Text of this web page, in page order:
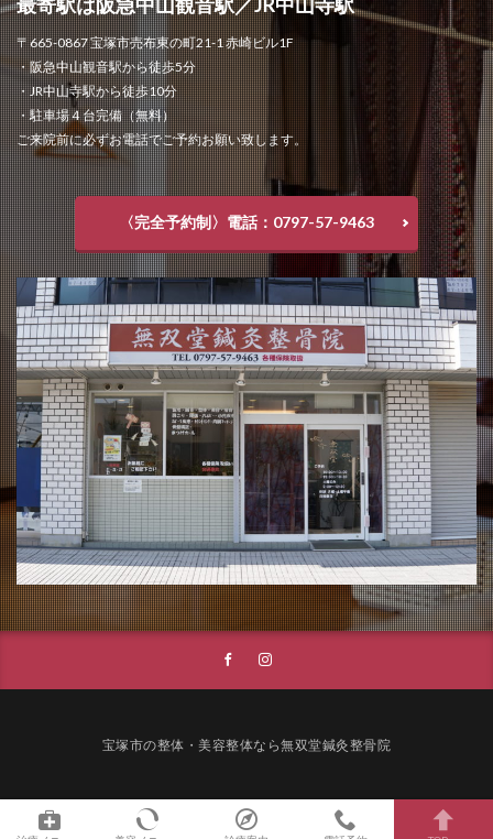
〒665-0867 宝塚市売布東の町21-1 赤崎ビル1F
・阪急中山観音駅から徒歩5分
・JR中山寺駅から徒歩10分
・駐車場４台完備（無料）
ご来院前に必ずお電話でご予約お願い致します。
〈完全予約制〉電話：0797-57-9463
宝塚市の整体・美容整体なら無双堂鍼灸整骨院